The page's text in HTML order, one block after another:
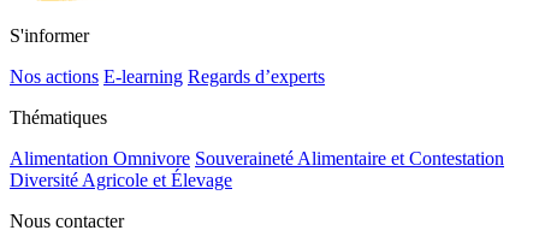
S'informer
Nos actions E-learning Regards d’experts
Thématiques
Alimentation Omnivore Souveraineté Alimentaire et Contestation
Diversité Agricole et Élevage
Nous contacter